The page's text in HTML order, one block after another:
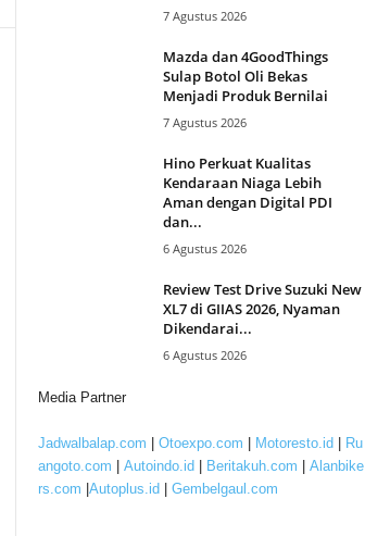
7 Agustus 2026
Mazda dan 4GoodThings
Sulap Botol Oli Bekas
Menjadi Produk Bernilai
7 Agustus 2026
Hino Perkuat Kualitas
Kendaraan Niaga Lebih
Aman dengan Digital PDI
dan...
6 Agustus 2026
Review Test Drive Suzuki New
XL7 di GIIAS 2026, Nyaman
Dikendarai...
6 Agustus 2026
Media Partner
Jadwalbalap.com Otoexpo.com Motoresto.id
Ru
angoto.com
Autoindo.id Beritakuh.com
Alanbike
rs.com Autoplus.id Gembelgaul.com